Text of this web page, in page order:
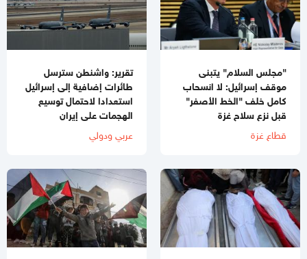
"مجلس السلام" يتبنى
موقف إسرائيل: لا انسحاب
كامل خلف "الخط الأصفر"
قبل نزع سلاح غزة
قطاع غزة
تقرير: واشنطن سترسل
طائرات إضافية إلى إسرائيل
استعدادا لاحتمال توسيع
الهجمات على إيران
عربي ودولي